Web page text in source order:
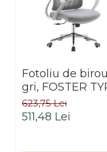
Fotoliu de
gri, FOSTER
623,75 Lei
511,48 Lei